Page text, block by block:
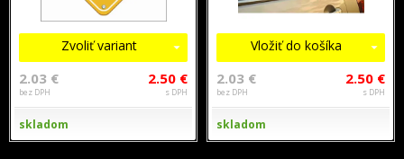
Zvoliť variant
2.03 €
bez DPH
2.50 €
s DPH
skladom
Vložiť do košíka
2.03 €
bez DPH
2.50 €
s DPH
skladom